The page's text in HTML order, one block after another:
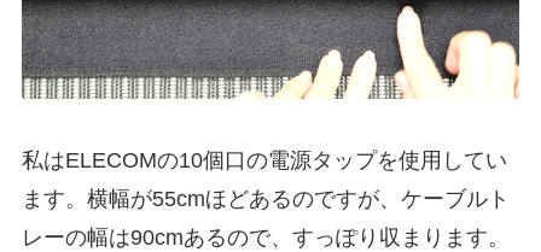
私はELECOMの10個口の電源タップを使用してい
ます。横幅が55cmほどあるのですが、ケーブルト
レーの幅は90cmあるので、すっぽり収まります。